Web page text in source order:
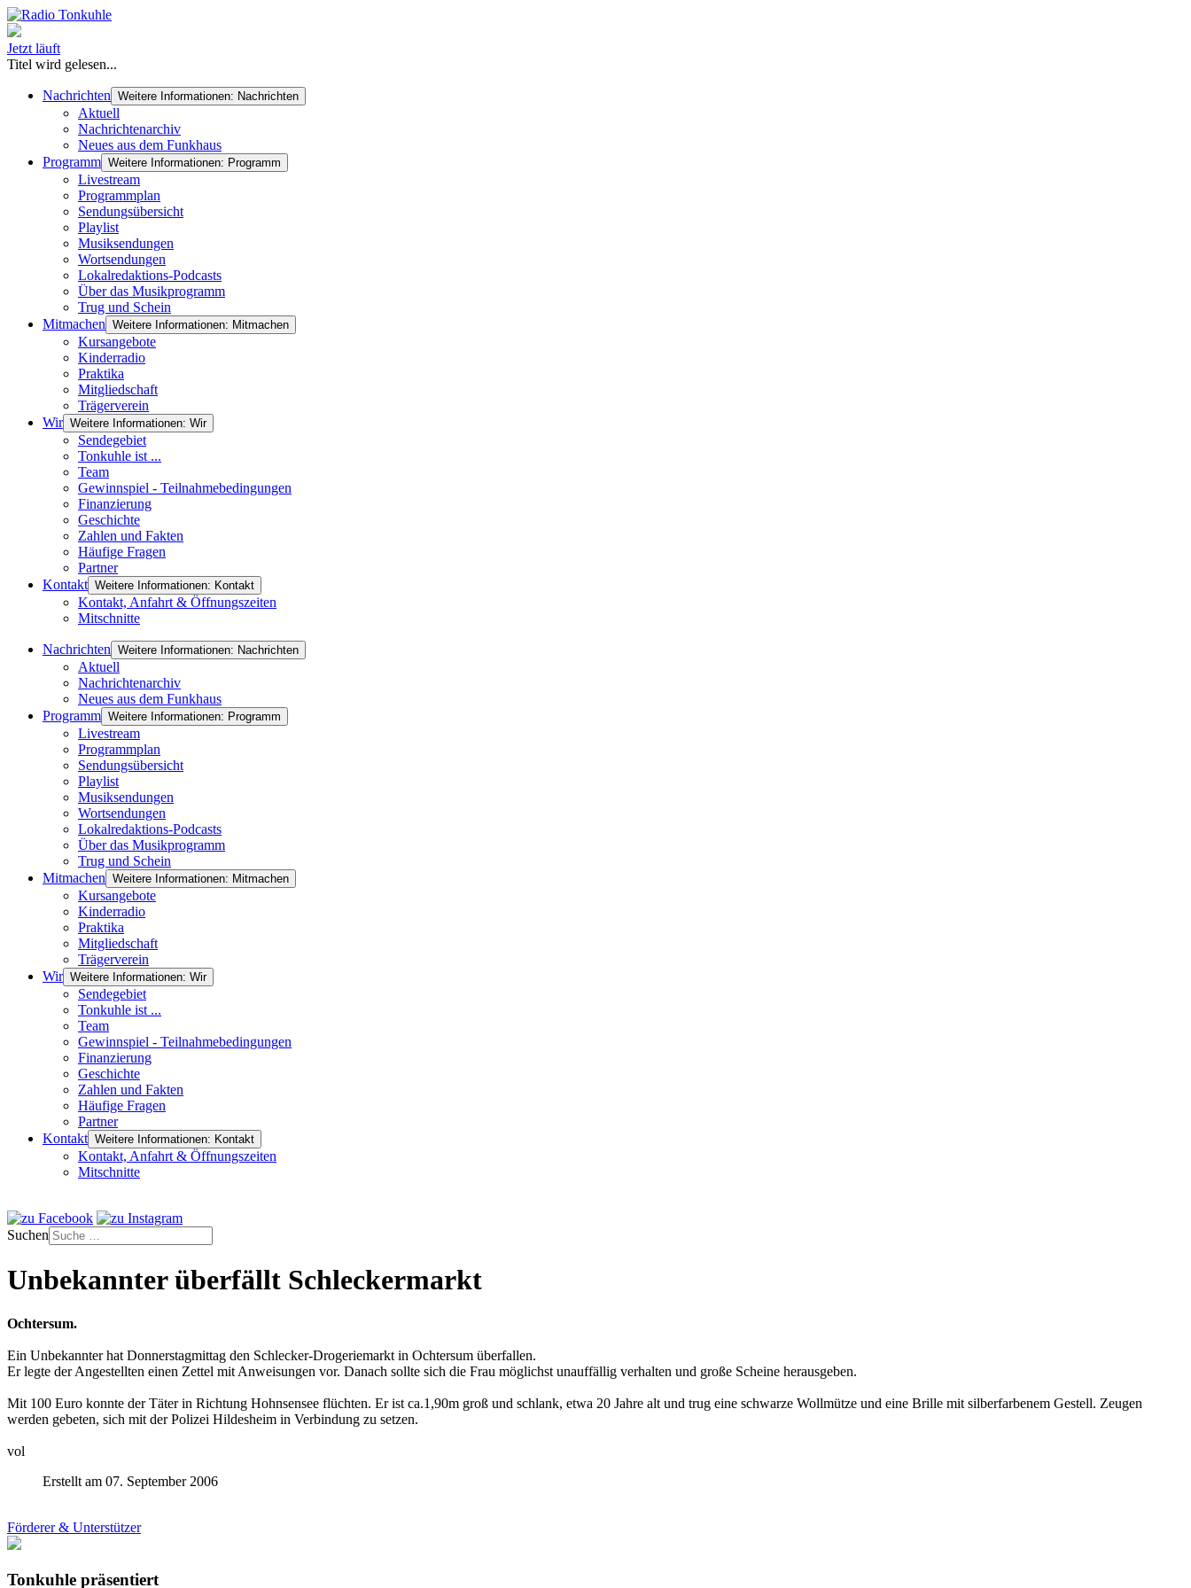
Jetzt läuft
Titel wird gelesen...
Nachrichten Weitere Informationen: Nachrichten
Aktuell
Nachrichtenarchiv
Neues aus dem Funkhaus
Programm Weitere Informationen: Programm
Livestream
Programmplan
Sendungsübersicht
Playlist
Musiksendungen
Wortsendungen
Lokalredaktions-Podcasts
Über das Musikprogramm
Trug und Schein
Mitmachen Weitere Informationen: Mitmachen
Kursangebote
Kinderradio
Praktika
Mitgliedschaft
Trägerverein
Wir Weitere Informationen: Wir
Sendegebiet
Tonkuhle ist ...
Team
Gewinnspiel - Teilnahmebedingungen
Finanzierung
Geschichte
Zahlen und Fakten
Häufige Fragen
Partner
Kontakt Weitere Informationen: Kontakt
Kontakt, Anfahrt & Öffnungszeiten
Mitschnitte
Nachrichten Weitere Informationen: Nachrichten
Aktuell
Nachrichtenarchiv
Neues aus dem Funkhaus
Programm Weitere Informationen: Programm
Livestream
Programmplan
Sendungsübersicht
Playlist
Musiksendungen
Wortsendungen
Lokalredaktions-Podcasts
Über das Musikprogramm
Trug und Schein
Mitmachen Weitere Informationen: Mitmachen
Kursangebote
Kinderradio
Praktika
Mitgliedschaft
Trägerverein
Wir Weitere Informationen: Wir
Sendegebiet
Tonkuhle ist ...
Team
Gewinnspiel - Teilnahmebedingungen
Finanzierung
Geschichte
Zahlen und Fakten
Häufige Fragen
Partner
Kontakt Weitere Informationen: Kontakt
Kontakt, Anfahrt & Öffnungszeiten
Mitschnitte
Suchen
Unbekannter überfällt Schleckermarkt
Ochtersum.
Ein Unbekannter hat Donnerstagmittag den Schlecker-Drogeriemarkt in Ochtersum überfallen.
Er legte der Angestellten einen Zettel mit Anweisungen vor. Danach sollte sich die Frau möglichst unauffällig verhalten und große Scheine herausgeben.
Mit 100 Euro konnte der Täter in Richtung Hohnsensee flüchten. Er ist ca.1,90m groß und schlank, etwa 20 Jahre alt und trug eine schwarze Wollmütze und eine Brille mit silberfarbenem Gestell. Zeugen
werden gebeten, sich mit der Polizei Hildesheim in Verbindung zu setzen.
vol
Erstellt am 07. September 2006
Förderer & Unterstützer
Tonkuhle präsentiert